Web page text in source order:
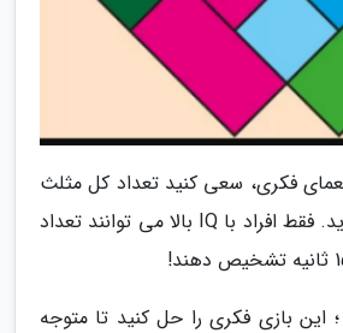
فکری، سعی کنید تعداد کل مثلث
های تصویر را بشمارید. فقط افراد با IQ بالا می توانند تعداد
؛ این بازی فکری را حل کنید تا متوجه